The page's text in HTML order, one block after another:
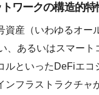
ワークの構造的特
資産（いわゆるオー
、あるいはスマー
ルといったDeFiエ
ンフラストラクチャ